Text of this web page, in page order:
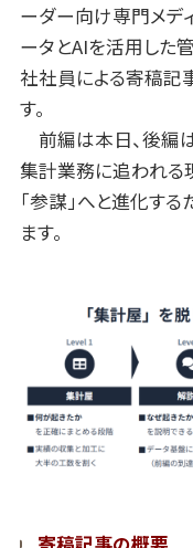
ーダー向け専門メデ
ータとAIを活用した
社社員による寄稿記
す。
前編は本日、後編
集計業務に追われる
「参謀」へと進化す
ます。